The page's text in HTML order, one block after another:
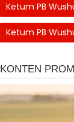
Ketum PB
Ketum PB